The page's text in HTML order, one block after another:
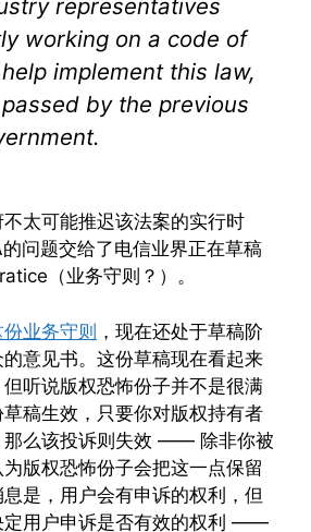
representatives
working on a code of
implement this law,
by the previous
太可能推迟该法案的实行时
问题交给了电信业界正在草稿
（业务守则？）。
业务守则 ，现在还处于草稿阶
意见书。这份草稿现在看起来
听说版权恐怖份子并不是很满
稿生效，只要你对版权持有者
那么该投诉则失效 —— 除非你被
版权恐怖份子会把这一点保留
是，用户会有申诉的权利，但
定用户申诉是否有效的权利 ——